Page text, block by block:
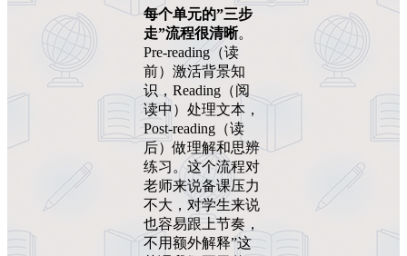
每个单元的”三步
走”流程很清晰。
Pre-reading（读
前）激活背景知
识，Reading（阅
读中）处理文本，
Post-reading（读
后）做理解和思辨
练习。这个流程对
老师来说备课压力
不大，对学生来说
也容易跟上节奏，
不用额外解释”这